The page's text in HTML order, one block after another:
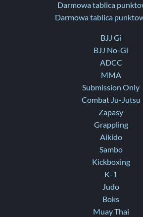
Darmowa tablica
Darmowa tablica
BJJ Gi
BJJ No-Gi
ADCC
MMA
Submission Only
Combat Ju-Jutsu
Zapasy
Grappling
Aikido
Sambo
Kickboxing
K-1
Judo
Boks
Muay Thai